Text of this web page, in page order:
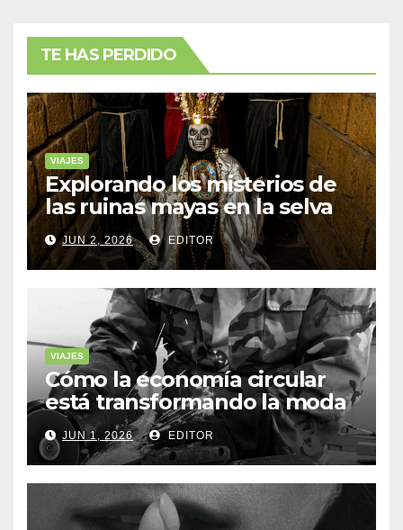
TE HAS PERDIDO
VIAJES
Explorando los misterios de
las ruinas mayas en la selva
de Yucatán
JUN 2, 2026 EDITOR
VIAJES
Cómo la economía circular
está transformando la moda
sostenible
JUN 1, 2026 EDITOR